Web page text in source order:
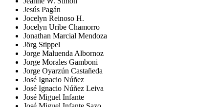
Jesús Pagán
Jocelyn Reinoso H.
Jocelyn Uribe Chamorro
Jonathan Marcial Mendoza
Jörg Stippel
Jorge Maluenda Albornoz
Jorge Morales Gamboni
Jorge Oyarzún Castañeda
José Ignacio Núñez
José Ignacio Núñez Leiva
José Miguel Infante